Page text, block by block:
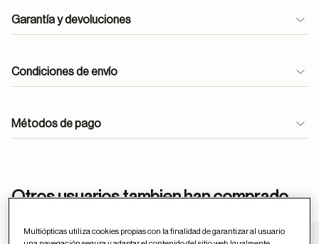
Garantía y devoluciones
ayuda
Condiciones de envío
Métodos de pago
Otros usuarios tambien han comprado
Multiópticas utiliza cookies propias con la finalidad de garantizar al usuario